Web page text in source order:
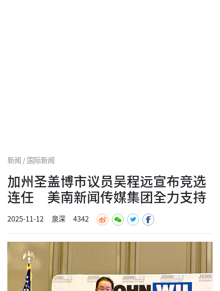
新闻 / 国际新闻
加州圣盖博市议员吴程远宣布竞选
连任 美南新闻传媒集团全力支持
2025-11-12 泉深 4342